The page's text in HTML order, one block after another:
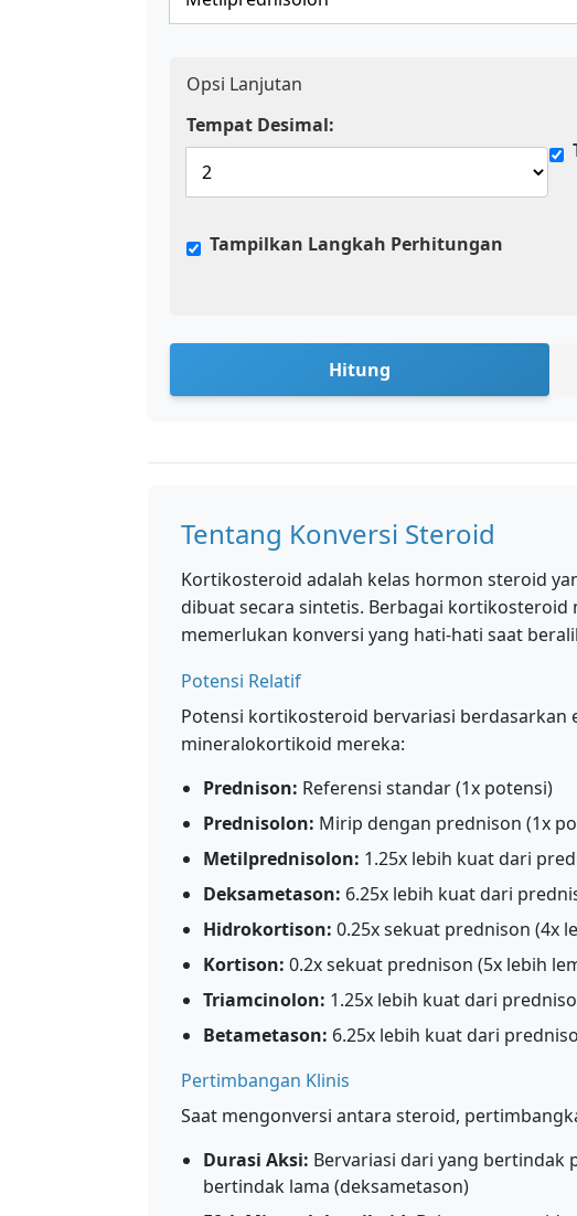
Opsi Lanjutan
Tempat Desimal:
Tampilkan Langkah Perhitungan
Hitung
Tentang Konversi Steroid
Kortikosteroid adalah kelas hormon steroid
dibuat secara sintetis. Berbagai kortikosteroid
memerlukan konversi yang hati-hati saat
Potensi Relatif
Potensi kortikosteroid bervariasi
mineralokortikoid mereka:
Prednison: Referensi standar (1x potensi)
Prednisolon: Mirip dengan prednison (1x
Metilprednisolon: 1.25x lebih kuat dari
Deksametason: 6.25x lebih kuat dari
Hidrokortison: 0.25x sekuat prednison (4x
Kortison: 0.2x sekuat prednison (5x lebih
Triamcinolon: 1.25x lebih kuat dari
Betametason: 6.25x lebih kuat dari
Pertimbangan Klinis
Saat mengonversi antara steroid,
Durasi Aksi: Bervariasi dari yang bertindak
bertindak lama (deksametason)